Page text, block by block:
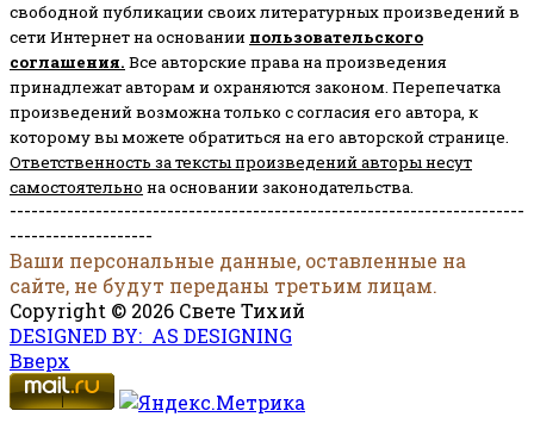
свободной публикации своих литературных произведений в
сети Интернет на основании пользовательского
соглашения. Все авторские права на произведения
принадлежат авторам и охраняются законом. Перепечатка
произведений возможна только с согласия его автора, к
которому вы можете обратиться на его авторской странице.
Ответственность за тексты произведений авторы несут
самостоятельно на основании законодательства.
------------------------------------------------------------------------
--------------------
Ваши персональные данные, оставленные на
сайте, не будут переданы третьим лицам.
Copyright © 2026 Свете Тихий
DESIGNED BY: AS DESIGNING
Вверх